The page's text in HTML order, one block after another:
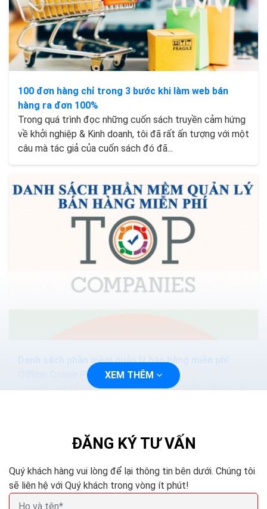
100 đơn hàng chỉ trong 3 bước khi làm web bán
hàng ra đơn 100%
Trong quá trình đọc những cuốn sách truyền cảm hứng
về khởi nghiệp & Kinh doanh, tôi đã rất ấn tượng với một
câu mà tác giả của cuốn sách đó đã...
Danh sách phần mềm quản lý bán hàng miễn phí
Offline Online Pc Excel
Bài viết sau tổng hợp cho các bạn TOP phần mềm quản
XEM THÊM
ĐĂNG KÝ TƯ VẤN
Quý khách hàng vui lòng để lại thông tin bên dưới. Chúng tôi
sẽ liên hệ với Quý khách trong vòng ít phút!